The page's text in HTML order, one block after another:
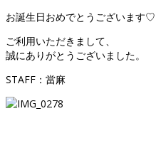
お誕生日おめでとうございます♡
ご利用いただきまして、
誠にありがとうございました。
STAFF：當麻